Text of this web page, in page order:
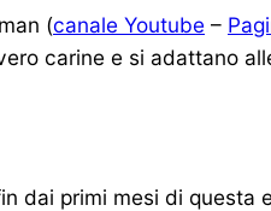
(canale Youtube –
carine e si adattano
dai primi mesi di questa